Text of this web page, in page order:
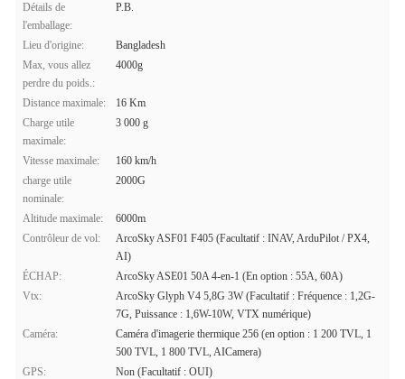
Détails de
l'emballage:
P.B.
Lieu d'origine:
Bangladesh
Max, vous allez
perdre du poids.:
4000g
Distance maximale:
16 Km
Charge utile
maximale:
3 000 g
Vitesse maximale:
160 km/h
charge utile
nominale:
2000G
Altitude maximale:
6000m
Contrôleur de vol:
ArcoSky ASF01 F405 (Facultatif : INAV, ArduPilot / PX4,
AI)
ÉCHAP:
ArcoSky ASE01 50A 4-en-1 (En option : 55A, 60A)
Vtx:
ArcoSky Glyph V4 5,8G 3W (Facultatif : Fréquence : 1,2G-
7G, Puissance : 1,6W-10W, VTX numérique)
Caméra:
Caméra d'imagerie thermique 256 (en option : 1 200 TVL, 1
500 TVL, 1 800 TVL, AICamera)
GPS:
Non (Facultatif : OUI)